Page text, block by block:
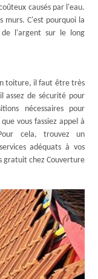
causés par l'eau.
murs. C'est pourquoi la
l'argent sur le long
toiture, il faut être très
assez de sécurité pour
nécessaires pour
vous fassiez appel à
cela, trouvez un
adéquats à vos
gratuit chez Couverture